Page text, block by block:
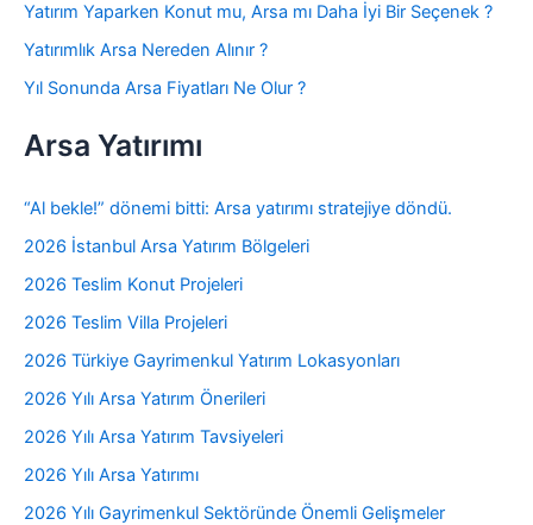
Yatırım Yaparken Konut mu, Arsa mı Daha İyi Bir Seçenek ?
Yatırımlık Arsa Nereden Alınır ?
Yıl Sonunda Arsa Fiyatları Ne Olur ?
Arsa Yatırımı
“Al bekle!” dönemi bitti: Arsa yatırımı stratejiye döndü.
2026 İstanbul Arsa Yatırım Bölgeleri
2026 Teslim Konut Projeleri
2026 Teslim Villa Projeleri
2026 Türkiye Gayrimenkul Yatırım Lokasyonları
2026 Yılı Arsa Yatırım Önerileri
2026 Yılı Arsa Yatırım Tavsiyeleri
2026 Yılı Arsa Yatırımı
2026 Yılı Gayrimenkul Sektöründe Önemli Gelişmeler